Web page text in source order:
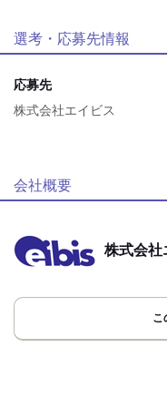
魅力的な待遇
交通費有
自分らしい恰好
履歴書不要 WEB登録
選考・応募先情報
応募先
株式会社エイビス
会社概要
株式会社
こ